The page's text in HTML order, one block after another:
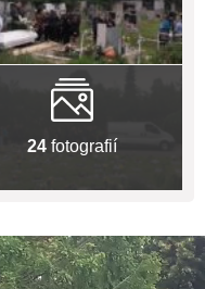
24 fotografií